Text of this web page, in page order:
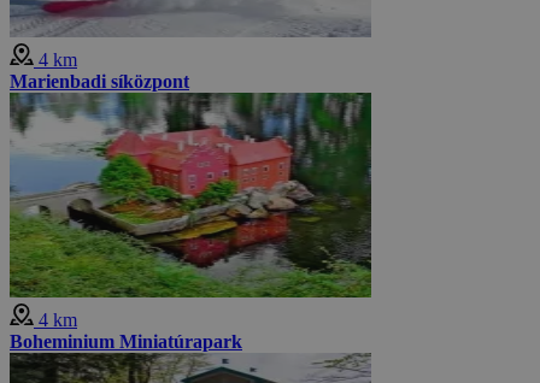
4 km
Marienbadi síközpont
4 km
Boheminium Miniatúrapark